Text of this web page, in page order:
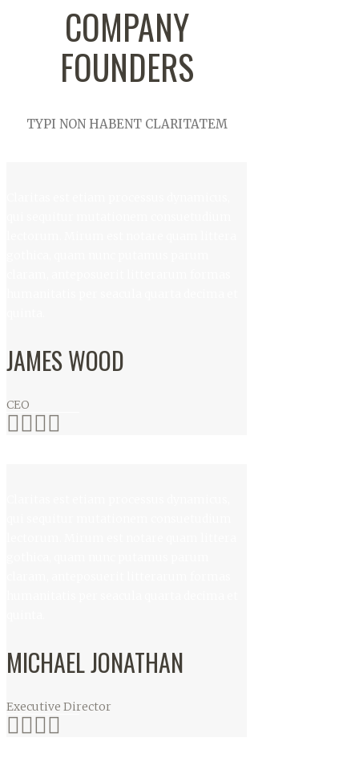
COMPANY
FOUNDERS
TYPI NON HABENT CLARITATEM
JAMES WOOD
CEO
MICHAEL JONATHAN
Executive Director